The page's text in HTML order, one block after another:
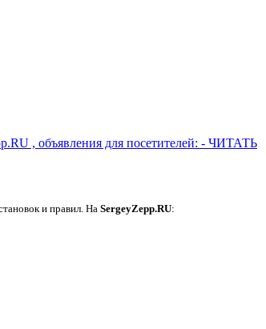
и правил. На SergeyZepp.RU: